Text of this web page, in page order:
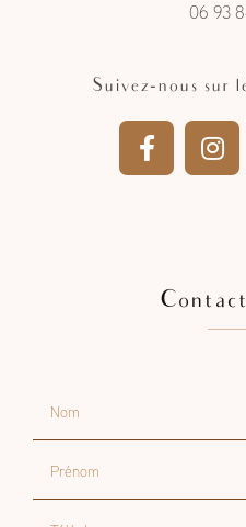
06 93
Suivez-nous sur
Nom
Prénom
Téléphone